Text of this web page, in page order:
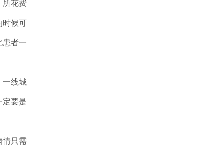
所花费
时候可
患者一
线城
定要是
只需